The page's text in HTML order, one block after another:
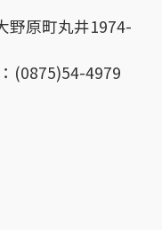
野原町丸井1974-
(0875)54-4979